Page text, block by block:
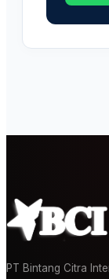
PT Bintang Citra